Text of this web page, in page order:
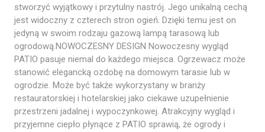
stworzyć wyjątkowy i przytulny nastrój. Jego unikalną cechą
jest widoczny z czterech stron ogień. Dzięki temu jest on
jedyną w swoim rodzaju gazową lampą tarasową lub
ogrodową.NOWOCZESNY DESIGN Nowoczesny wygląd
PATIO pasuje niemal do każdego miejsca. Ogrzewacz może
stanowić elegancką ozdobę na domowym tarasie lub w
ogrodzie. Może być także wykorzystany w branży
restauratorskiej i hotelarskiej jako ciekawe uzupełnienie
przestrzeni jadalnej i wypoczynkowej. Atrakcyjny wygląd i
przyjemne ciepło płynące z PATIO sprawią, że ogrody i